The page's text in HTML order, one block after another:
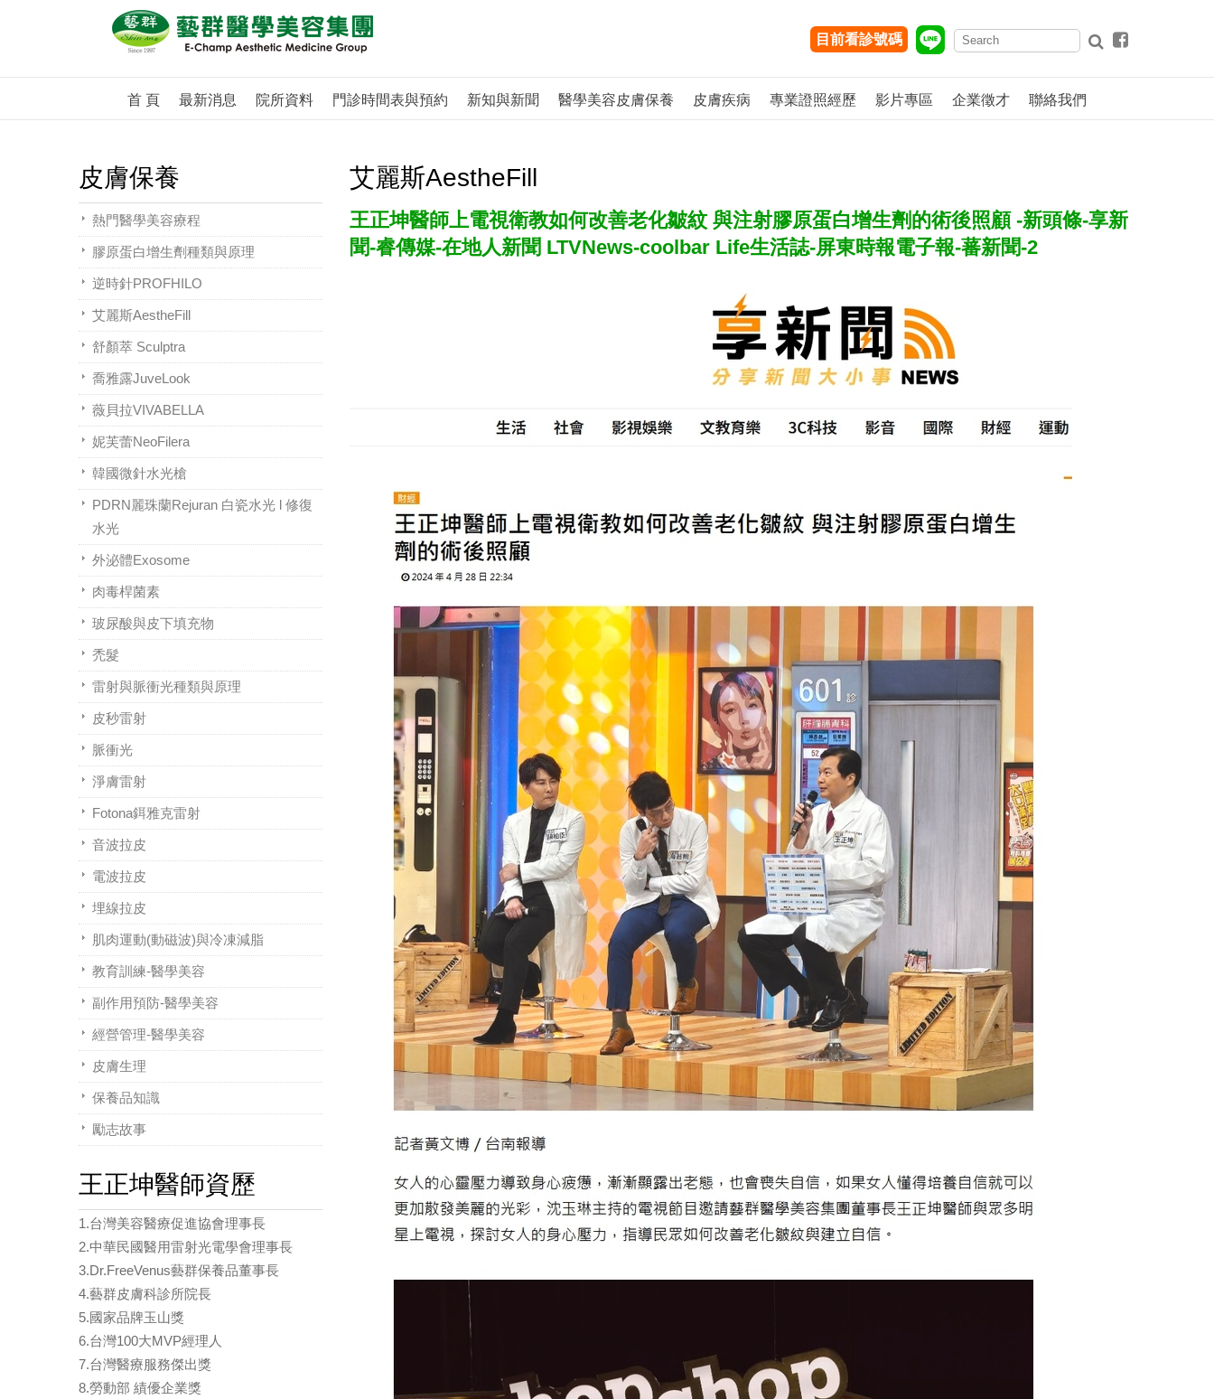
目前看診號碼
首 頁 最新消息 院所資料 門診時間表與預約 新知與新聞 醫學美容皮膚保養 皮膚疾病 專業證照經歷 影片專區 企業徵才 聯絡我們
艾麗斯AestheFill
王正坤醫師上電視衛教如何改善老化皺紋 與注射膠原蛋白增生劑的術後照顧 -新頭條-享新
聞-睿傳媒-在地人新聞 LTVNews-coolbar Life生活誌-屏東時報電子報-蕃新聞-2
皮膚保養
熱門醫學美容療程
膠原蛋白增生劑種類與原理
逆時針PROFHILO
艾麗斯AestheFill
舒顏萃 Sculptra
喬雅露JuveLook
薇貝拉VIVABELLA
妮芙蕾NeoFilera
韓國微針水光槍
PDRN麗珠蘭Rejuran 白瓷水光 l 修復
水光
外泌體Exosome
肉毒桿菌素
玻尿酸與皮下填充物
禿髮
雷射與脈衝光種類與原理
皮秒雷射
脈衝光
淨膚雷射
Fotona鉺雅克雷射
音波拉皮
電波拉皮
埋線拉皮
肌肉運動(動磁波)與冷凍減脂
教育訓練-醫學美容
副作用預防-醫學美容
經營管理-醫學美容
皮膚生理
保養品知識
勵志故事
王正坤醫師資歷
1.台灣美容醫療促進協會理事長
2.中華民國醫用雷射光電學會理事長
3.Dr.FreeVenus藝群保養品董事長
4.藝群皮膚科診所院長
5.國家品牌玉山獎
6.台灣100大MVP經理人
7.台灣醫療服務傑出獎
8.勞動部 績優企業獎